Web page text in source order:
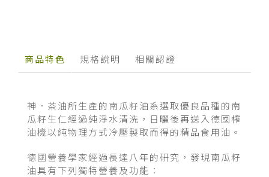
商品特色 規格說明 相關認證
神．茶油所生產的南瓜籽油系選取優良品種的南
瓜籽生仁經過純淨水清洗，日曬後再送入德國榨
油機以純物理方式冷壓製取而得的精品食用油。
德國營養學家經過長達八年的研究，發現南瓜籽
油具有下列獨特營養及功能：